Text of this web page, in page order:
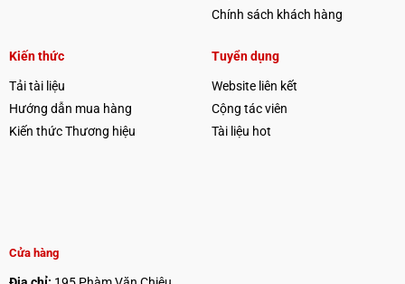
Chính sách khách hàng
Kiến thức
Tải tài liệu
Hướng dẫn mua hàng
Kiến thức Thương hiệu
Tuyển dụng
Website liên kết
Cộng tác viên
Tài liệu hot
Cửa hàng